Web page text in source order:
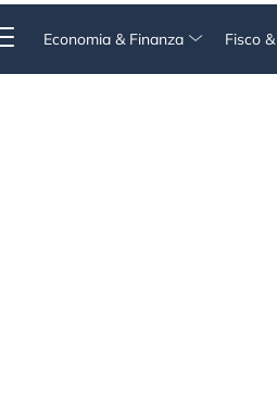
Economia & Finanza Fisco